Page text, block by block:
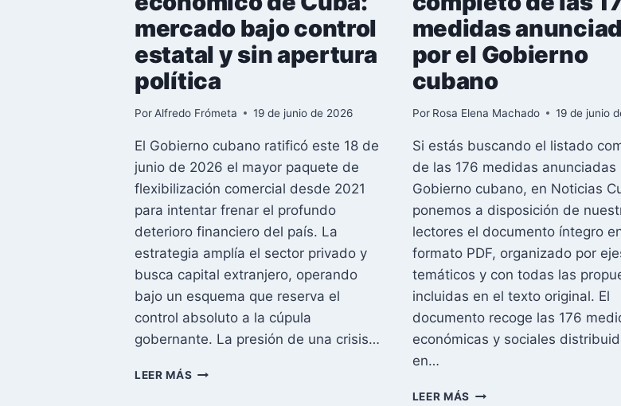
mercado bajo control
estatal y sin apertura
política
Por Alfredo Frómeta 19 de junio de 2026
El Gobierno cubano ratificó este 18 de
junio de 2026 el mayor paquete de
flexibilización comercial desde 2021
para intentar frenar el profundo
deterioro financiero del país. La
estrategia amplía el sector privado y
busca capital extranjero, operando
bajo un esquema que reserva el
control absoluto a la cúpula
gobernante. La presión de una crisis…
LEER MÁS
medidas
por el Gobierno
cubano
Por Rosa Elena Machado 19 de junio
Si estás buscando el listado
de las 176 medidas anunciadas
Gobierno cubano, en Noticias
ponemos a disposición de
lectores el documento íntegro
formato PDF, organizado por
temáticos y con todas las
incluidas en el texto original. El
documento recoge las 176
económicas y sociales
en…
LEER MÁS DESCARGA